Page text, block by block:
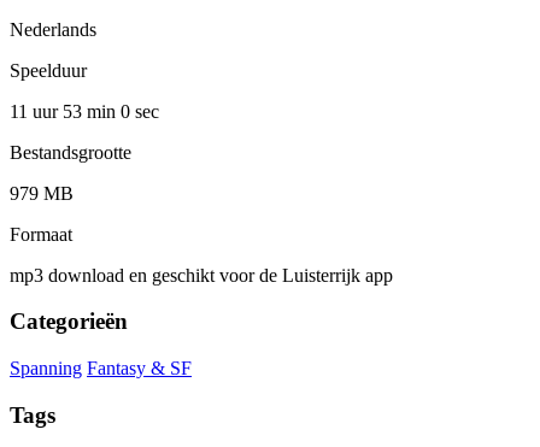
Nederlands
Speelduur
11 uur 53 min 0 sec
Bestandsgrootte
979 MB
Formaat
mp3 download en geschikt voor de Luisterrijk app
Categorieën
Spanning Fantasy & SF
Tags